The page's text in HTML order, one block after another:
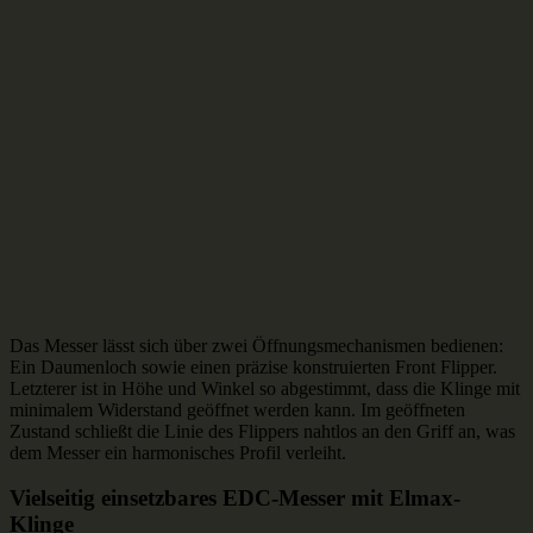
Das Messer lässt sich über zwei Öffnungsmechanismen bedienen:
Ein Daumenloch sowie einen präzise konstruierten Front Flipper.
Letzterer ist in Höhe und Winkel so abgestimmt, dass die Klinge mit
minimalem Widerstand geöffnet werden kann. Im geöffneten
Zustand schließt die Linie des Flippers nahtlos an den Griff an, was
dem Messer ein harmonisches Profil verleiht.
Vielseitig einsetzbares EDC-Messer mit Elmax-
Klinge